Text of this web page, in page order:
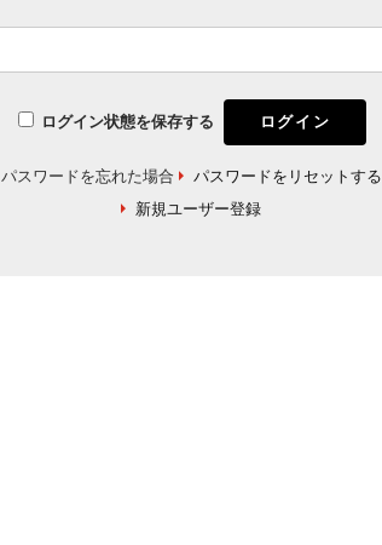
ログイン状態を保存する
パスワードを忘れた場合
パスワードをリセットする
新規ユーザー登録